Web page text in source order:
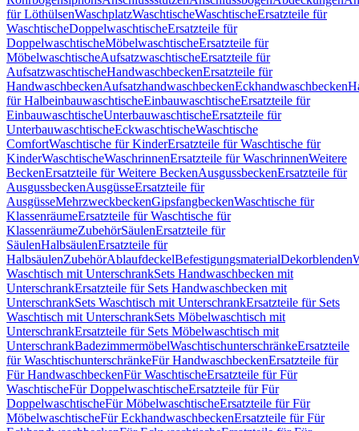
für LöthülsenWaschplatzWaschtischeWaschtischeErsatzteile für
WaschtischeDoppelwaschtischeErsatzteile für
DoppelwaschtischeMöbelwaschtischeErsatzteile für
MöbelwaschtischeAufsatzwaschtischeErsatzteile für
AufsatzwaschtischeHandwaschbeckenErsatzteile für
HandwaschbeckenAufsatzhandwaschbeckenEckhandwaschbecken
für HalbeinbauwaschtischeEinbauwaschtischeErsatzteile für
EinbauwaschtischeUnterbauwaschtischeErsatzteile für
UnterbauwaschtischeEckwaschtischeWaschtische
ComfortWaschtische für KinderErsatzteile für Waschtische für
KinderWaschtischeWaschrinnenErsatzteile für WaschrinnenWeitere
BeckenErsatzteile für Weitere BeckenAusgussbeckenErsatzteile für
AusgussbeckenAusgüsseErsatzteile für
AusgüsseMehrzweckbeckenGipsfangbeckenWaschtische für
KlassenräumeErsatzteile für Waschtische für
KlassenräumeZubehörSäulenErsatzteile für
SäulenHalbsäulenErsatzteile für
HalbsäulenZubehörAblaufdeckelBefestigungsmaterialDekorblenden
Waschtisch mit UnterschrankSets Handwaschbecken mit
UnterschrankErsatzteile für Sets Handwaschbecken mit
UnterschrankSets Waschtisch mit UnterschrankErsatzteile für Sets
Waschtisch mit UnterschrankSets Möbelwaschtisch mit
UnterschrankErsatzteile für Sets Möbelwaschtisch mit
UnterschrankBadezimmermöbelWaschtischunterschränkeErsatzteile
für WaschtischunterschränkeFür HandwaschbeckenErsatzteile für
Für HandwaschbeckenFür WaschtischeErsatzteile für Für
WaschtischeFür DoppelwaschtischeErsatzteile für Für
DoppelwaschtischeFür MöbelwaschtischeErsatzteile für Für
MöbelwaschtischeFür EckhandwaschbeckenErsatzteile für Für